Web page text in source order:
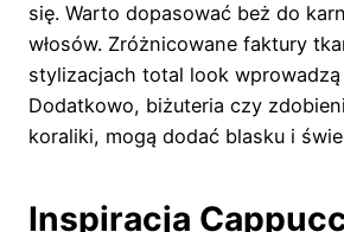
się. Warto dopasować beż do
włosów. Zróżnicowane faktury
stylizacjach total look
Dodatkowo, biżuteria czy
koraliki, mogą dodać blasku i
Inspiracja